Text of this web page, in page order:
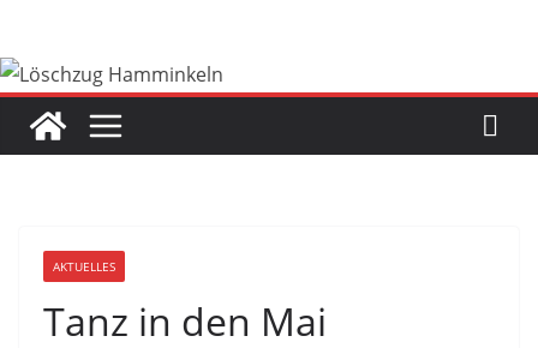
springen
AKTUELLES
Tanz in den Mai